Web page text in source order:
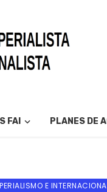
FAI PLANES DE
E